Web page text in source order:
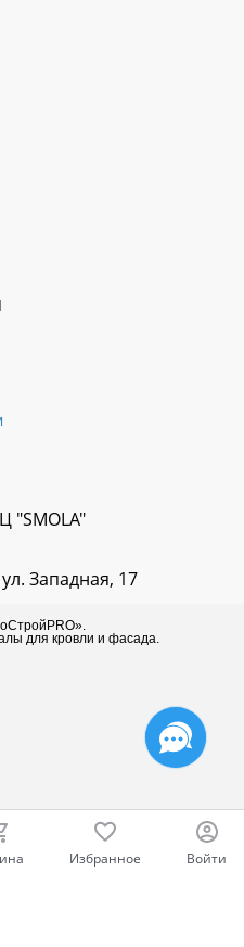
"SMOLA"
Западная, 17
«ЕвроСтройPRO».
для кровли и фасада.
Избранное Войти